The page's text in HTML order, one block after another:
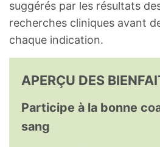
suggérés par les résultats
recherches cliniques avant
chaque indication.
APERÇU DES
Participe à la bonne
sang